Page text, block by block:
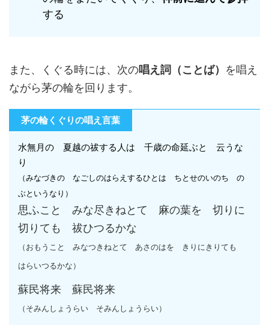
する
また、くぐる時には、次の唱え詞（ことば） を唱え
ながら茅の輪を回ります。
茅の輪くぐりの唱え言葉
水無月の 夏越の祓する人は 千歳の命延ぶと 云うな
り
（みなづきの なごしのはらえするひとは ちとせのいのち の
ぶというなり）
思ふこと みな尽きねとて 麻の葉を 切りに
切りても 祓ひつるかな
（おもうこと みなつきねとて あさのはを きりにきりても
はらいつるかな）
蘇民将来 蘇民将来
（そみんしょうらい そみんしょうらい）